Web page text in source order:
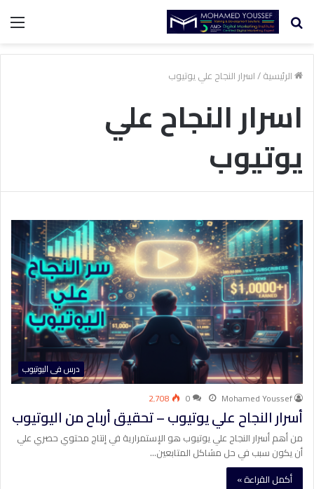
بحث
الرئيسية/اسرار النجاح علي يوتيوب
اسرار النجاح علي
يوتيوب
درس فى اليوتيوب
Mohamed Youssef
0 2٬708
أسرار النجاح علي يوتيوب – تحقيق أرباح من اليوتيوب
من أهم أسرار النجاح علي يوتيوب هو الإستمرارية في إنتاج محتوي حصري علي
أن يكون سبب في حل مشاكل المتابعين…
أكمل القراءة »